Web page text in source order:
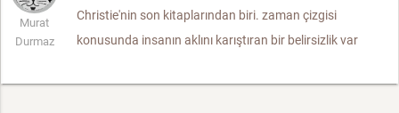
Murat
Durmaz
Christie'nin son kitaplarından biri. zaman çizgisi
konusunda insanın aklını karıştıran bir belirsizlik var